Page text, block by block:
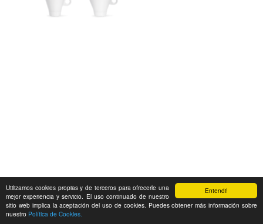
Entendi!
Utilizamos cookies propias y de terceros para ofrecerle una
mejor experiencia y servicio. El uso continuado de nuestro
sitio web implica la aceptación del uso de cookies. Puedes obtener más información sobre
nuestro Política de Cookies.